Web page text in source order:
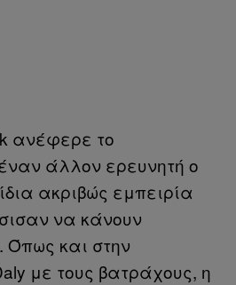
ανέφερε το
άλλον ερευνητή ο
ακριβώς εμπειρία
να κάνουν
Όπως και στην
με τους βατράχους, η